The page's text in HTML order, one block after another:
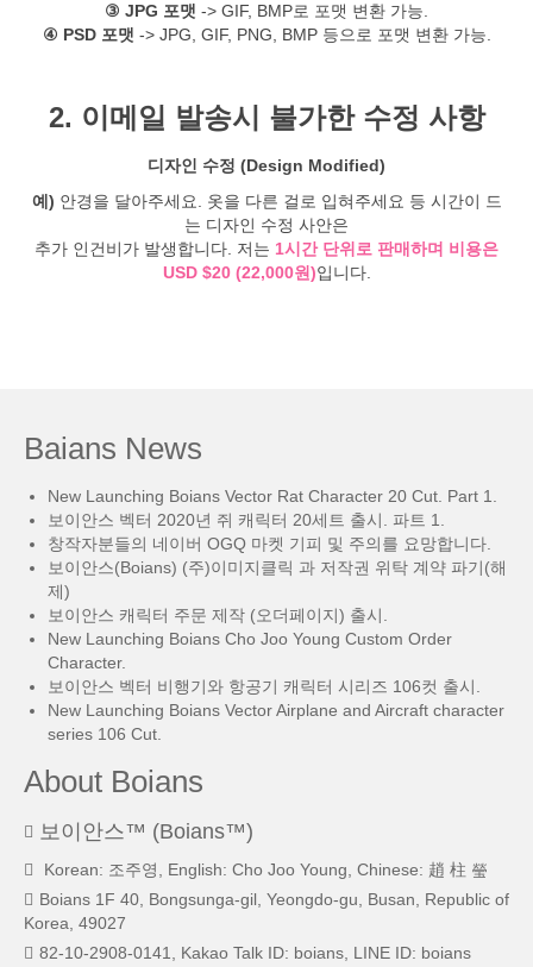
③ JPG 포맷 -> GIF, BMP로 포맷 변환 가능.
④ PSD 포맷 -> JPG, GIF, PNG, BMP 등으로 포맷 변환 가능.
2. 이메일 발송시 불가한 수정 사항
디자인 수정 (Design Modified)
예) 안경을 달아주세요. 옷을 다른 걸로 입혀주세요 등 시간이 드
는 디자인 수정 사안은
추가 인건비가 발생합니다. 저는 1시간 단위로 판매하며 비용은
USD $20 (22,000원)입니다.
Baians News
New Launching Boians Vector Rat Character 20 Cut. Part 1.
보이안스 벡터 2020년 쥐 캐릭터 20세트 출시. 파트 1.
창작자분들의 네이버 OGQ 마켓 기피 및 주의를 요망합니다.
보이안스(Boians) (주)이미지클릭 과 저작권 위탁 계약 파기(해
제)
보이안스 캐릭터 주문 제작 (오더페이지) 출시.
New Launching Boians Cho Joo Young Custom Order
Character.
보이안스 벡터 비행기와 항공기 캐릭터 시리즈 106컷 출시.
New Launching Boians Vector Airplane and Aircraft character
series 106 Cut.
About Boians
보이안스™ (Boians™)
Korean: 조주영, English: Cho Joo Young, Chinese: 趙 柱 瑩
Boians 1F 40, Bongsunga-gil, Yeongdo-gu, Busan, Republic of
Korea, 49027
82-10-2908-0141, Kakao Talk ID: boians, LINE ID: boians